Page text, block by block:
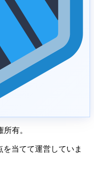
有。
当てて運営していま